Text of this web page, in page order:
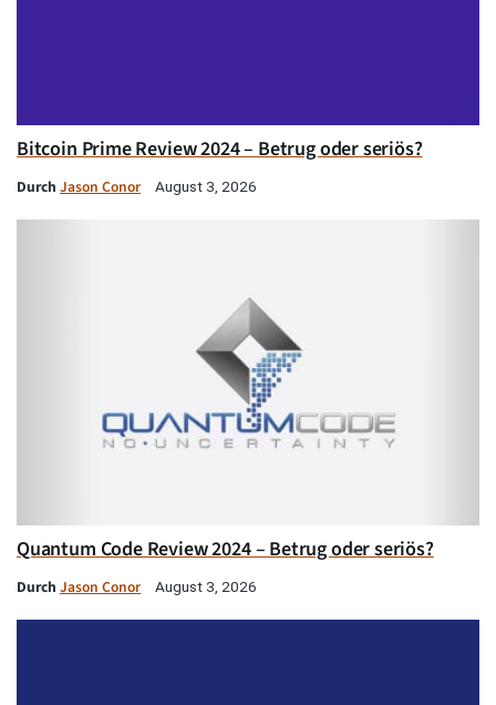
Bitcoin Prime Review 2024 – Betrug oder seriös?
Durch Jason Conor August 3, 2026
Quantum Code Review 2024 – Betrug oder seriös?
Durch Jason Conor August 3, 2026